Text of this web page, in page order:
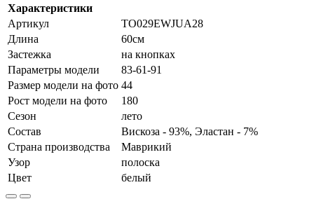
Характеристики
Артикул
TO029EWJUA28
Длина
60см
Застежка
на кнопках
Параметры модели
83-61-91
Размер модели на фото 44
Рост модели на фото
180
Сезон
лето
Состав
Вискоза - 93%, Эластан - 7%
Страна производства
Маврикий
Узор
полоска
Цвет
белый